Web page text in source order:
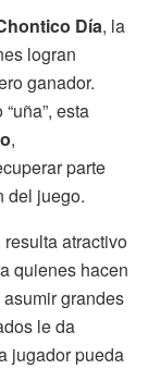
Día, la
logran
ganador.
esta
,
parte
del juego.
atractivo
quienes hacen
grandes
le da
jugador pueda